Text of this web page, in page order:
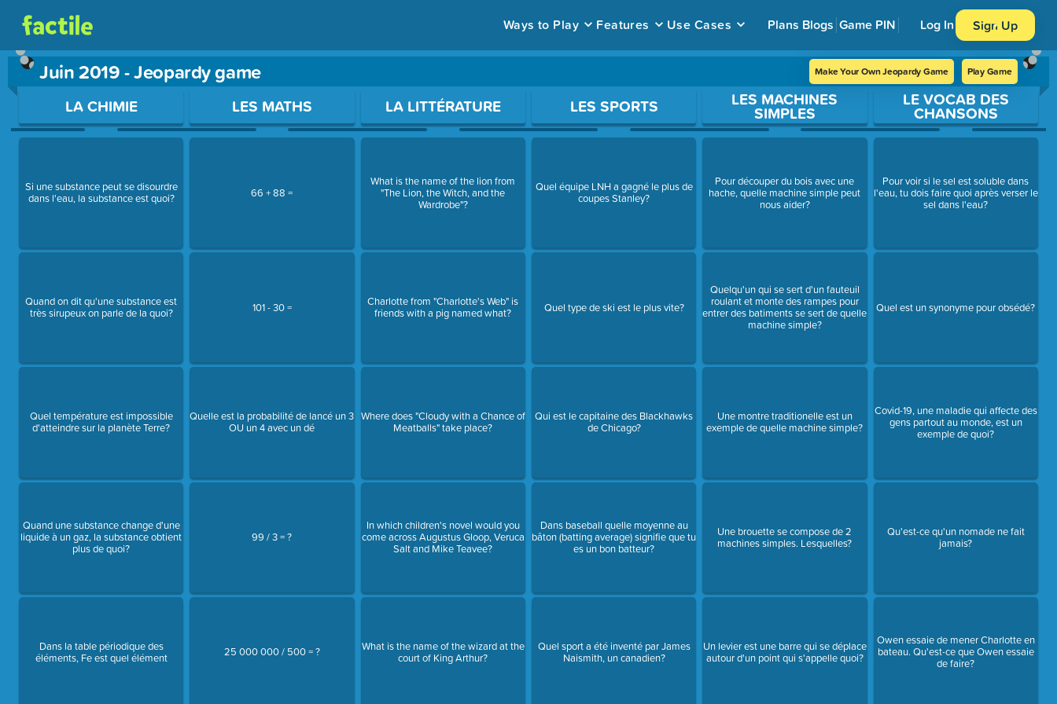
Ways to Play Features Use Cases Plans Blogs Game PIN Log In Sign Up
Juin 2019 - Jeopardy game Make Your Own Jeopardy Game Play Game
Use arrow keys to move between questions. Press Enter or Space to open a question.
LA CHIMIE
Si une substance peut se disourdre
dans l'eau, la substance est quoi?
Quand on dit qu'une substance est
très sirupeux on parle de la quoi?
Quel température est impossible
d'atteindre sur la planète Terre?
Quand une substance change d'une
liquide à un gaz, la substance obtient
plus de quoi?
Dans la table périodique des
éléments, Fe est quel élément
LES MATHS
66 + 88 =
101 - 30 =
Quelle est la probabilité de lancé un 3
OU un 4 avec un dé
99 / 3 = ?
25 000 000 / 500 = ?
LA LITTÉRATURE
What is the name of the lion from
"The Lion, the Witch, and the
Wardrobe"?
Charlotte from "Charlotte's Web" is
friends with a pig named what?
Where does "Cloudy with a Chance of
Meatballs" take place?
In which children's novel would you
come across Augustus Gloop, Veruca
Salt and Mike Teavee?
What is the name of the wizard at the
court of King Arthur?
LES SPORTS
Quel équipe LNH a gagné le plus de
coupes Stanley?
Quel type de ski est le plus vite?
Qui est le capitaine des Blackhawks
de Chicago?
Dans baseball quelle moyenne au
bâton (batting average) signifie que tu
es un bon batteur?
Quel sport a été inventé par James
Naismith, un canadien?
LES MACHINES
SIMPLES
Pour découper du bois avec une
hache, quelle machine simple peut
nous aider?
Quelqu'un qui se sert d'un fauteuil
roulant et monte des rampes pour
entrer des batiments se sert de quelle
machine simple?
Une montre traditionelle est un
exemple de quelle machine simple?
Une brouette se compose de 2
machines simples. Lesquelles?
Un levier est une barre qui se déplace
autour d'un point qui s'appelle quoi?
LE VOCAB DES
CHANSONS
Pour voir si le sel est soluble dans
l'eau, tu dois faire quoi après verser le
sel dans l'eau?
Quel est un synonyme pour obsédé?
Covid-19, une maladie qui affecte des
gens partout au monde, est un
exemple de quoi?
Qu'est-ce qu'un nomade ne fait
jamais?
Owen essaie de mener Charlotte en
bateau. Qu'est-ce que Owen essaie
de faire?